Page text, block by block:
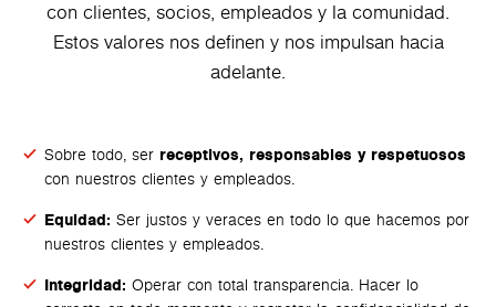
con clientes, socios, empleados y la comunidad.
Estos valores nos definen y nos impulsan hacia
adelante.
Sobre todo, ser receptivos, responsables y respetuosos
con nuestros clientes y empleados.
Equidad: Ser justos y veraces en todo lo que hacemos por
nuestros clientes y empleados.
Integridad: Operar con total transparencia. Hacer lo